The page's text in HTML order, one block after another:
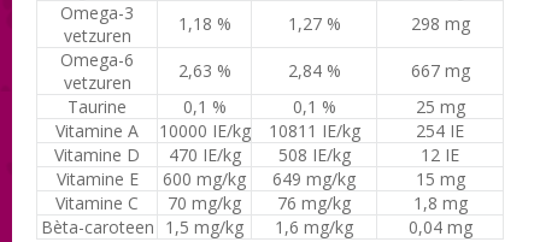
Omega-3
vetzuren
1,18 % 1,27 %
298 mg
Omega-6
vetzuren
2,63 % 2,84 %
667 mg
Taurine
0,1 % 0,1 %
25 mg
Vitamine A
10000 IE/kg 10811 IE/kg
254 IE
Vitamine D
470 IE/kg 508 IE/kg
12 IE
Vitamine E
600 mg/kg 649 mg/kg
15 mg
Vitamine C
70 mg/kg 76 mg/kg
1,8 mg
Bèta-caroteen 1,5 mg/kg 1,6 mg/kg 0,04 mg